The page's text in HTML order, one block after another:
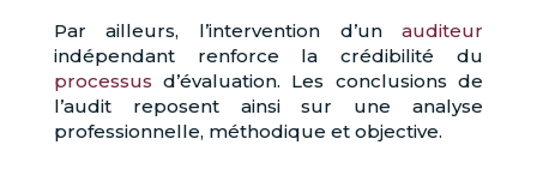
Par ailleurs, l’intervention d’unauditeur
indépendant renforce la crédibilité du
processus d’évaluation. Les conclusions de
l’audit reposent ainsi sur une analyse
professionnelle, méthodique et objective.